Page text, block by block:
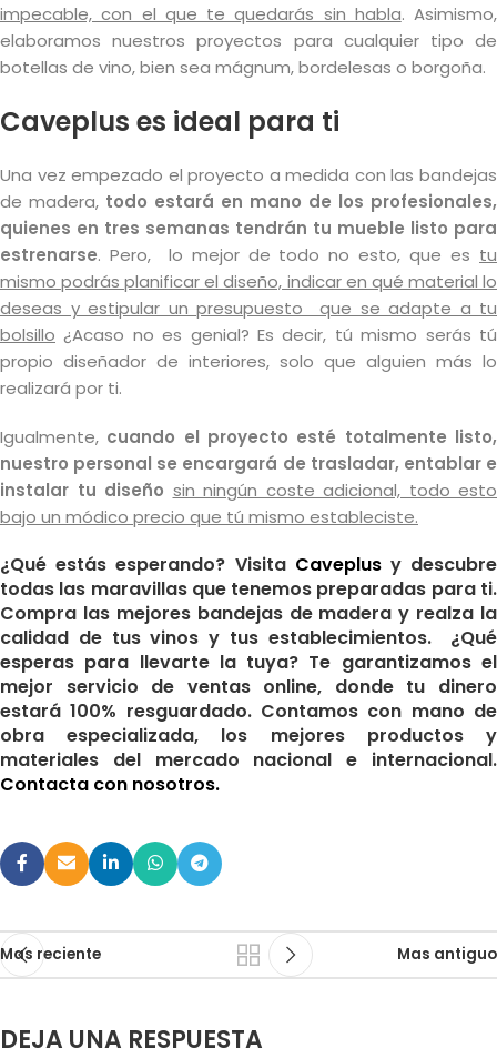
impecable, con el que te quedarás sin habla. Asimismo,
elaboramos nuestros proyectos para cualquier tipo de
botellas de vino, bien sea mágnum, bordelesas o borgoña.
Caveplus es ideal para ti
Una vez empezado el proyecto a medida con las bandejas
de madera, todo estará en mano de los profesionales,
quienes en tres semanas tendrán tu mueble listo para
estrenarse. Pero, lo mejor de todo no esto, que es tu
mismo podrás planificar el diseño, indicar en qué material lo
deseas y estipular un presupuesto que se adapte a tu
bolsillo ¿Acaso no es genial? Es decir, tú mismo serás tú
propio diseñador de interiores, solo que alguien más lo
realizará por ti.
Igualmente, cuando el proyecto esté totalmente listo,
nuestro personal se encargará de trasladar, entablar e
instalar tu diseño sin ningún coste adicional, todo esto
bajo un módico precio que tú mismo estableciste.
¿Qué estás esperando? Visita Caveplusy descubre
todas las maravillas que tenemos preparadas para ti.
Compra las mejores bandejas de madera y realza la
calidad de tus vinos y tus establecimientos. ¿Qué
esperas para llevarte la tuya? Te garantizamos el
mejor servicio de ventas online, donde tu dinero
estará 100% resguardado. Contamos con mano de
obra especializada, los mejores productos y
materiales del mercado nacional e internacional.
Contacta con nosotros.
Mas reciente Mas antiguo
DEJA UNA RESPUESTA